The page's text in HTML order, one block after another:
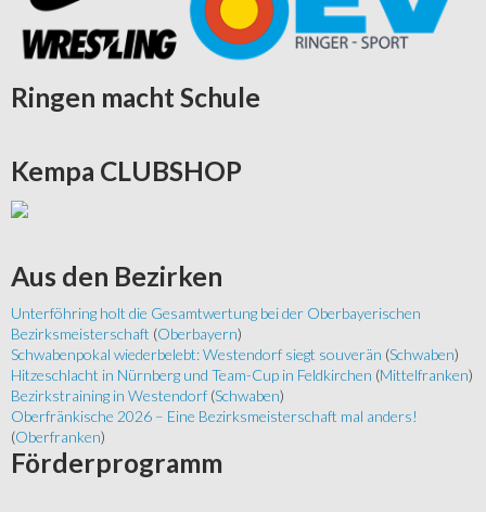
Ringen macht Schule
Kempa CLUBSHOP
Aus den Bezirken
Unterföhring holt die Gesamtwertung bei der Oberbayerischen
Bezirksmeisterschaft (Oberbayern)
Schwabenpokal wiederbelebt: Westendorf siegt souverän (Schwaben)
Hitzeschlacht in Nürnberg und Team-Cup in Feldkirchen (Mittelfranken)
Bezirkstraining in Westendorf (Schwaben)
Oberfränkische 2026 – Eine Bezirksmeisterschaft mal anders!
(Oberfranken)
Förderprogramm